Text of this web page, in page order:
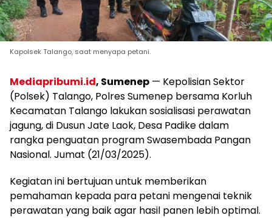
Kapolsek Talango, saat menyapa petani.
Mediapribumi.id, Sumenep — Kepolisian Sektor
(Polsek) Talango, Polres Sumenep bersama Korluh
Kecamatan Talango lakukan sosialisasi perawatan
jagung, di Dusun Jate Laok, Desa Padike dalam
rangka penguatan program Swasembada Pangan
Nasional. Jumat (21/03/2025).
Kegiatan ini bertujuan untuk memberikan
pemahaman kepada para petani mengenai teknik
perawatan yang baik agar hasil panen lebih optimal.